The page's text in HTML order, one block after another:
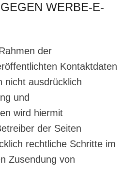
WERBE-E-
der
Kontaktdaten
nicht ausdrücklich
und
wird hiermit
der Seiten
rechtliche Schritte im
Zusendung von